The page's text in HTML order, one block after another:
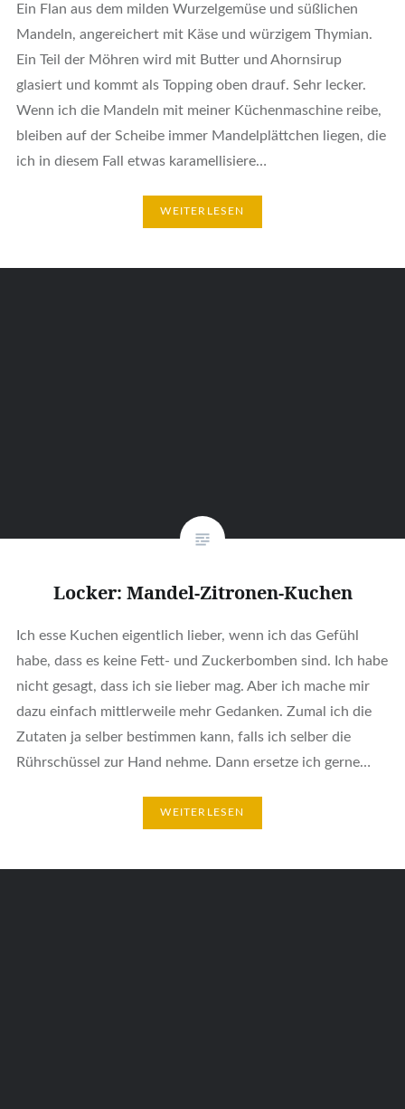
Ein Flan aus dem milden Wurzelgemüse und süßlichen
Mandeln, angereichert mit Käse und würzigem Thymian.
Ein Teil der Möhren wird mit Butter und Ahornsirup
glasiert und kommt als Topping oben drauf. Sehr lecker.
Wenn ich die Mandeln mit meiner Küchenmaschine reibe,
bleiben auf der Scheibe immer Mandelplättchen liegen, die
ich in diesem Fall etwas karamellisiere…
WEITERLESEN
Locker: Mandel-Zitronen-Kuchen
Ich esse Kuchen eigentlich lieber, wenn ich das Gefühl
habe, dass es keine Fett- und Zuckerbomben sind. Ich habe
nicht gesagt, dass ich sie lieber mag. Aber ich mache mir
dazu einfach mittlerweile mehr Gedanken. Zumal ich die
Zutaten ja selber bestimmen kann, falls ich selber die
Rührschüssel zur Hand nehme. Dann ersetze ich gerne…
WEITERLESEN